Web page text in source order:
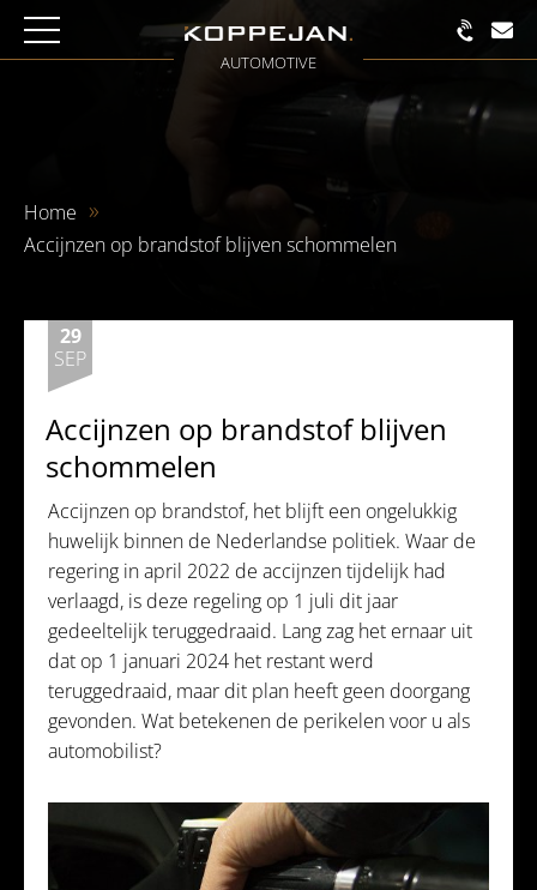
AUTOMOTIVE
Home
Accijnzen op brandstof blijven schommelen
29
SEP
Accijnzen op brandstof blijven
schommelen
Accijnzen op brandstof, het blijft een ongelukkig
huwelijk binnen de Nederlandse politiek. Waar de
regering in april 2022 de accijnzen tijdelijk had
verlaagd, is deze regeling op 1 juli dit jaar
gedeeltelijk teruggedraaid. Lang zag het ernaar uit
dat op 1 januari 2024 het restant werd
teruggedraaid, maar dit plan heeft geen doorgang
gevonden. Wat betekenen de perikelen voor u als
automobilist?